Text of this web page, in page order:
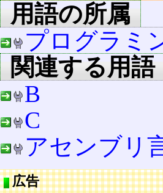
用語の所属
プログラミ
関連する用語
B
C
アセンブリ
広告